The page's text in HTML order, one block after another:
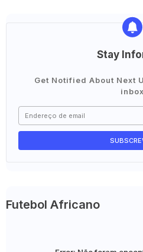
Stay
Get Notified About Next
inbox
Futebol Africano